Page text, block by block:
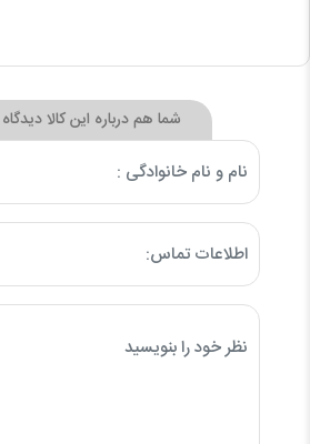
شما هم درباره این کالا